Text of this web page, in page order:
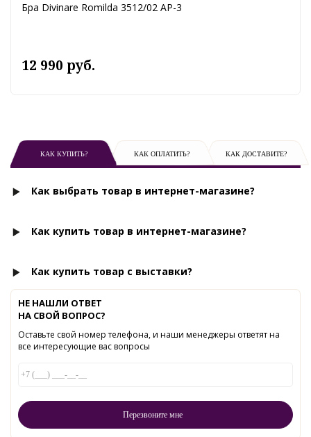
Бра Divinare Romilda 3512/02 AP-3
12 990 руб.
КАК КУПИТЬ? КАК ОПЛАТИТЬ? КАК ДОСТАВИТЕ?
Как выбрать товар в интернет-магазине?
Как купить товар в интернет-магазине?
Как купить товар с выставки?
НЕ НАШЛИ ОТВЕТ
НА СВОЙ ВОПРОС?
Оставьте свой номер телефона, и наши менеджеры ответят на
все интересующие вас вопросы